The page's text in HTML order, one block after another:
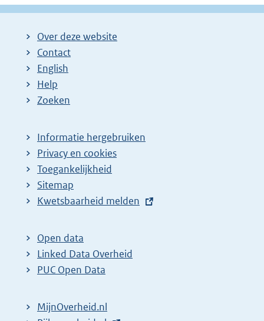
Over deze website
Contact
English
Help
Zoeken
Informatie hergebruiken
Privacy en cookies
Toegankelijkheid
Sitemap
E
t
e
r
l
Kwetsbaarheid melden
Open data
Linked Data Overheid
PUC Open Data
MijnOverheid.nl